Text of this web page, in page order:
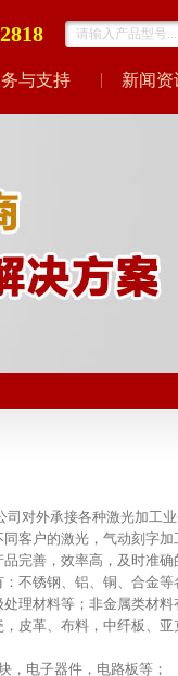
与支持 新闻资
司对外承接各种激光加工
客户的激光，气动刻字加
完善，效率高，及时准
不锈钢、铝、铜、合金
理材料等；非金属类材料
皮革、布料，中纤板、
，电子器件，电路板等；